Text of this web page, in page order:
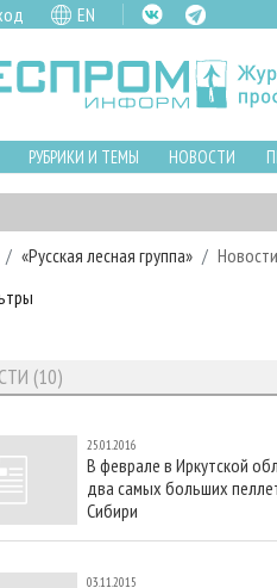
EN
РУБРИКИ И ТЕМЫ НОВОСТИ
«Русская лесная группа»
Новости
(10)
25.01.2016
В феврале в Иркутской
два самых больших
Сибири
03.11.2015